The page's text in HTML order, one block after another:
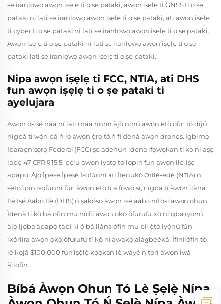
ṣe iranlọwọ awọn iṣẹlẹ ti o ṣe pataki, awọn iṣẹlẹ ti GNSS ti o ṣe
pataki ni lati ṣe iranlọwọ awọn iṣẹlẹ ti o ṣe pataki, ati awọn iṣẹlẹ
ti cyber ti o ṣe pataki ni lati ṣe iranlọwọ awọn iṣẹlẹ ti o ṣe pataki.
Awọn iṣẹlẹ ti o ṣe pataki ni lati ṣe iranlọwọ awọn iṣẹlẹ ti o ṣe
pataki lati ṣe iranlọwọ awọn iṣẹlẹ ti o ṣe pataki.
Nipa awọn iṣẹlẹ ti FCC, NTIA, ati DHS
fun awọn iṣẹlẹ ti o ṣe pataki ti
ayelujara
Àwọn òṣìṣẹ́ náà ní láti máa rìnrìn àjò nínú àwọn ètò òfin tó díjú
nígbà tí wọ́n bá ń lo àwọn ẹ̀rọ tó ń fi dènà àwọn drones. Igbimọ
Ibaraẹnisọrọ Federal (FCC) ṣe adehun idena ifọwọkan ti ko ni aṣẹ
labẹ 47 CFR § 15.5, pẹlu awọn iyatọ to lopin fun awọn ile-iṣẹ
apapọ. Àjọ Ìpèsè Ìpèsè Ìsọfúnni àti Ìfẹnukò Orílẹ̀-èdè (NTIA) ń
ṣètò ìpín ìsọfúnni fún àwọn ètò tí a fọwọ́ sí, nígbà tí àwọn ìlànà
Ilé Iṣẹ́ Ààbò Ilẹ̀ (DHS) ń ṣàkóso àwọn iṣẹ́ ààbò nítòsí àwọn ohun
Ìdènà tí kò bá òfin mu nídìí àwọn ọkọ̀ òfurufú kò ní gba ìyọ́nú
àjọ ìjọba àpapọ̀ tàbí kí ó bá ìlànà òfin mu bíi ètò ìyọ́nú fún
ìkórìíra àwọn ọkọ̀ òfurufú tí kò ní awakọ̀ alágbèéká. Ìfinilófin tó
lè kọjá $100,000 fún ìṣẹ̀lẹ̀ kọ̀ọ̀kan lè wáyé nítorí àwọn ìwà
àìlófin.
Bíbá Àwọn Ohun Tó Lè Ṣẹlẹ̀ Nípa